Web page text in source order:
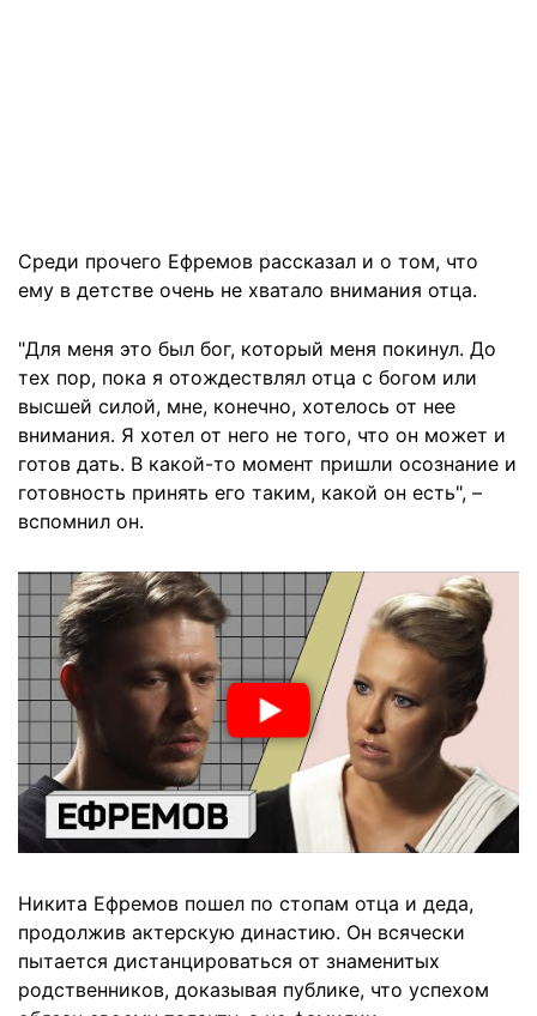
Среди прочего Ефремов рассказал и о том, что
ему в детстве очень не хватало внимания отца.
"Для меня это был бог, который меня покинул. До
тех пор, пока я отождествлял отца с богом или
высшей силой, мне, конечно, хотелось от нее
внимания. Я хотел от него не того, что он может и
готов дать. В какой-то момент пришли осознание и
готовность принять его таким, какой он есть", –
вспомнил он.
Никита Ефремов пошел по стопам отца и деда,
продолжив актерскую династию. Он всячески
пытается дистанцироваться от знаменитых
родственников, доказывая публике, что успехом